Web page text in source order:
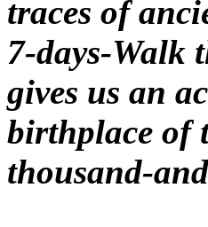
traces of
7-days-Walk
gives us an
birthplace of
thousand-